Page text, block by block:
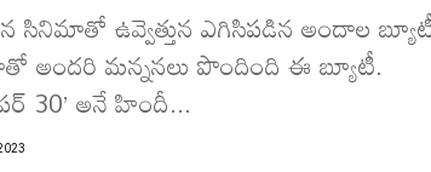
సినిమాతో ఉవ్వెత్తున ఎగిసిప‌డిన అందాల
అంద‌రి మ‌న్న‌న‌లు పొందింది ఈ బ్యూటీ.
30’ అనే హిందీ...